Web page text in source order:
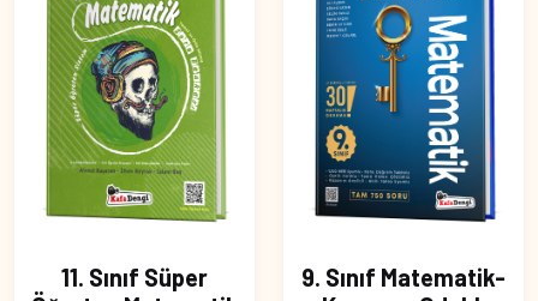
11. Sınıf Süper
9. Sınıf Matematik-